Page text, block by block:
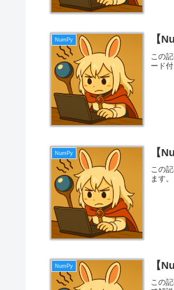
NumPy 【
この
ード
NumPy 【
この
ます。
NumPy 【
この